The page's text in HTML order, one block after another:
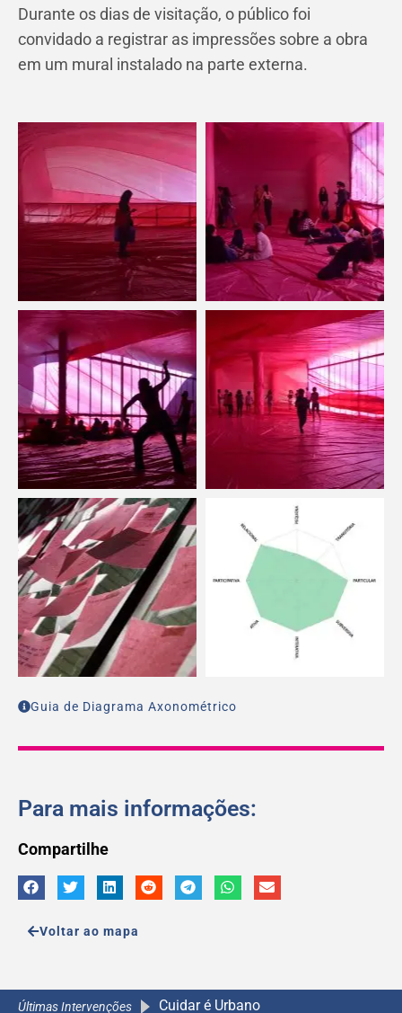
Durante os dias de visitação, o público foi
convidado a registrar as impressões sobre a obra
em um mural instalado na parte externa.
Guia de Diagrama Axonométrico
Para mais informações:
Compartilhe
Voltar ao mapa
Últimas Intervenções Cuidar é Urbano
A Caminho da Escola 2.0
A Caminho da Escola 2.0
A Caminho da Escola 2.0